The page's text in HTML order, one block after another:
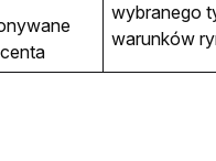
wybranego
warunków